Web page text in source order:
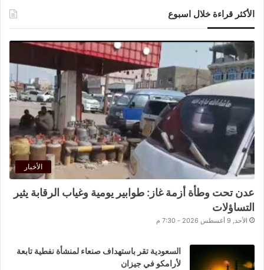
الأكثر قراءة خلال اسبوع
الأخبار
عدن تحت وطأة أزمة غاز: طوابير يومية وغياب الرقابة يثير
التساؤلات
الأحد, 9 أغسطس 2026 - 7:30 م
السعودية تقر باستهداف صنعاء لمنشأة نفطية تابعة
لأرامكو في جيزان